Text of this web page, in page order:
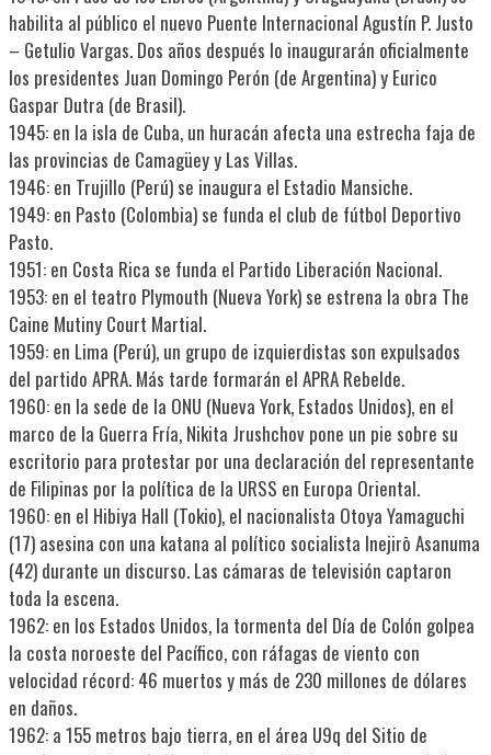
habilita al público el nuevo Puente Internacional Agustín P. Justo
– Getulio Vargas. Dos años después lo inaugurarán oficialmente
los presidentes Juan Domingo Perón (de Argentina) y Eurico
Gaspar Dutra (de Brasil).
1945: en la isla de Cuba, un huracán afecta una estrecha faja de
las provincias de Camagüey y Las Villas.
1946: en Trujillo (Perú) se inaugura el Estadio Mansiche.
1949: en Pasto (Colombia) se funda el club de fútbol Deportivo
Pasto.
1951: en Costa Rica se funda el Partido Liberación Nacional.
1953: en el teatro Plymouth (Nueva York) se estrena la obra The
Caine Mutiny Court Martial.
1959: en Lima (Perú), un grupo de izquierdistas son expulsados
del partido APRA. Más tarde formarán el APRA Rebelde.
1960: en la sede de la ONU (Nueva York, Estados Unidos), en el
marco de la Guerra Fría, Nikita Jrushchov pone un pie sobre su
escritorio para protestar por una declaración del representante
de Filipinas por la política de la URSS en Europa Oriental.
1960: en el Hibiya Hall (Tokio), el nacionalista Otoya Yamaguchi
(17) asesina con una katana al político socialista Inejirō Asanuma
(42) durante un discurso. Las cámaras de televisión captaron
toda la escena.
1962: en los Estados Unidos, la tormenta del Día de Colón golpea
la costa noroeste del Pacífico, con ráfagas de viento con
velocidad récord: 46 muertos y más de 230 millones de dólares
en daños.
1962: a 155 metros bajo tierra, en el área U9q del Sitio de